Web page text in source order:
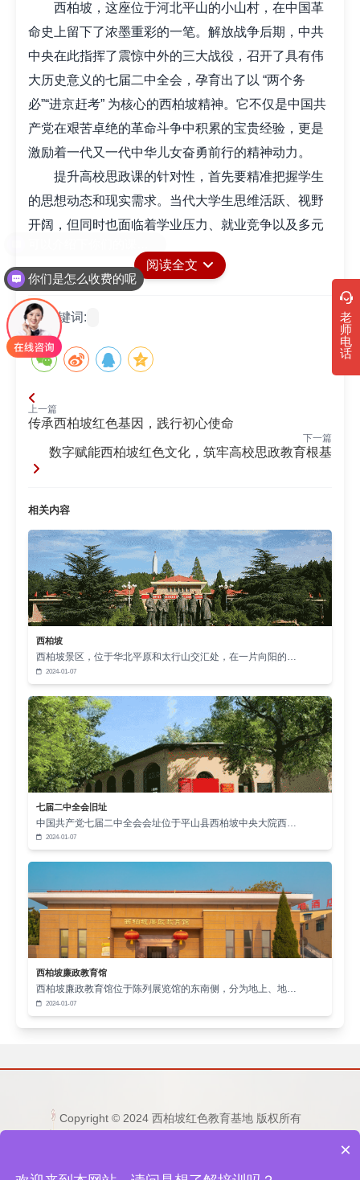
西柏坡，这座位于河北平山的小山村，在中国革
命史上留下了浓墨重彩的一笔。解放战争后期，中共
中央在此指挥了震惊中外的三大战役，召开了具有伟
大历史意义的七届二中全会，孕育出了以 “两个务
必”“进京赶考” 为核心的西柏坡精神。它不仅是中国共
产党在艰苦卓绝的革命斗争中积累的宝贵经验，更是
激励着一代又一代中华儿女奋勇前行的精神动力。
提升高校思政课的针对性，首先要精准把握学生
的思想动态和现实需求。当代大学生思维活跃、视野
开阔，但同时也面临着学业压力、就业竞争以及多元
文化思潮的冲击，在理想信念、道德观念和人生规划
等方面容易出现困惑。将西柏坡精神融入思政课教
学，能够为解答这些困惑提供有力支撑。比如，在讲
述理想信念时，通过回顾西柏坡时期中国共产党人在
艰苦环境下依然坚定革命理想，为实现民族独立和人
民解放不懈奋斗的历程，让学生深刻认识到理想信念
的重要性。引导学生思考在新时代背景下，如何将个
人理想与国家发展紧密相连，树立起为实现中华民族
不躁的作风；务必使同志们继续地保持艰苦奋斗的作
风，具有极强的现实指导意义。面对当前社会中存在
的享乐主义、拜金主义等不良风气，思政课教师可以
结合西柏坡精神，引导学生反思自身行为，培养他们
勤俭节约、艰苦奋斗的良好品质，树立正确的消费观
和价值观。同时，通过讲述西柏坡时期党员干部密切
联系群众、全心全意为人民服务的故事，教育学生增
强社会责任感，培养奉献精神，积极投身于社会实
践，为社会发展贡献自己的力量。
增强高校思政课的吸引力，需要创新教学方法和
手段，让思政课更加贴近学生、贴近实际、贴近生
活。在教学过程中，可以充分利用西柏坡丰富的红色
文化资源，采用多样化的教学方式，激发学生的学习
兴趣。例如，组织学生观看关于西柏坡的纪录片、电
影，让学生直观感受那段波澜壮阔的历史；邀请西柏
课堂，举办专题讲座，为学生深入解读西柏坡精神的
内涵和价值；开展以 “西柏坡精神与当代大学生” 为主
题的课堂讨论、演讲比赛、征文活动等，让学生积极
参与到教学中来，在互动交流中深化对西柏坡精神的
理解和认识。
此外，还可以借助现代信息技术，打造线上线下
专题课程，上传相关的教学视频、文献资料等，供学
讨论，分享学习心得和体会，拓展教学的时间和空
阅读全文
关键词:
上一篇
传承西柏坡红色基因，践行初心使命
下一篇
数字赋能西柏坡红色文化，筑牢高校思政教育根基
相关内容
西柏坡
西柏坡景区，位于华北平原和太行山交汇处，在一片向阳的…
2024-01-07
七届二中全会旧址
中国共产党七届二中全会会址位于平山县西柏坡中央大院西…
2024-01-07
西柏坡廉政教育馆
西柏坡廉政教育馆位于陈列展览馆的东南侧，分为地上、地…
2024-01-07
Copyright © 2024 西柏坡红色教育基地 版权所有
地址：河北省石家庄市平山县西柏坡纪念馆东侧
老
师
电
话
你们是怎么收费的呢
×